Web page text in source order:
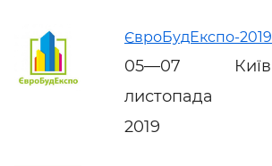
ЄвроБудЕкспо-2019
05—07
листопада
2019
Київ